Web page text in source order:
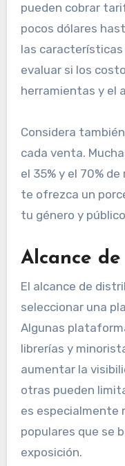
pueden cobrar
pocos dólares
las
evaluar si los
herramientas y el
Considera
cada venta.
el 35% y el 70%
te ofrezca un
tu género y
Alcance
El alcance de
seleccionar una
Algunas
librerías y
aumentar la
otras pueden
es especialmente
populares que se
exposición.